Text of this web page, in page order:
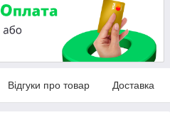
Відгуки про товар Доставка